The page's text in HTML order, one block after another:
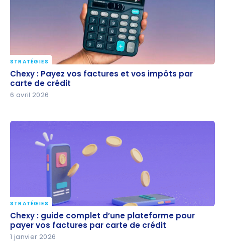
Chexy : Payez vos factures et vos impôts par carte
de crédit
STRATÉGIES
Chexy : Payez vos factures et vos impôts par
carte de crédit
6 avril 2026
Chexy : guide complet d’une plateforme pour payer
vos factures par carte de crédit
STRATÉGIES
Chexy : guide complet d’une plateforme pour
payer vos factures par carte de crédit
1 janvier 2026